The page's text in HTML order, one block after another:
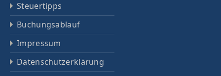
Steuertipps
Buchungsablauf
Impressum
Datenschutz­erklärung